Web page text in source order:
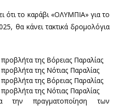
ότι το καράβι «ΟΛΥΜΠΙΑ» για το
θα κάνει τακτικά δρομολόγια
της Βόρειας Παραλίας
της Νότιας Παραλίας
της Βόρειας Παραλίας
της Νότιας Παραλίας
την πραγματοποίηση των